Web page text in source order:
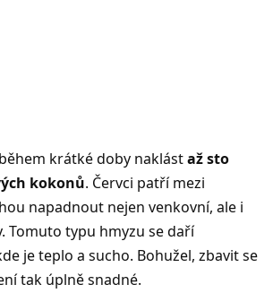
krátké doby naklástaž sto
kokonů. Červci patří mezi
napadnout nejen venkovní, ale i
Tomuto typu hmyzu se daří
je teplo a sucho. Bohužel, zbavit se
tak úplně snadné.